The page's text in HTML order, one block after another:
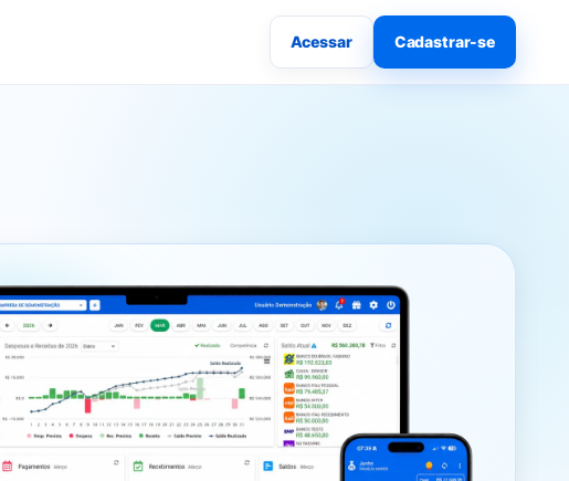
Acessar Cadastrar-se